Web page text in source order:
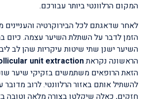
המקום הרלוונטי ביותר עבורכם.
לאחר שדאגתם לכל הבירוקרטיה והעניינים
הזמן לדבר על השתלת השיער עצמה. כיום
השיער ישנן שתי שיטות עיקריות שהן לב
הראשונה נקראתunit extraction
הזאת הרופאים משתמשים בזקיקי שיער
להשתיל אותם באזור הרלוונטי. לרוב מדובר
חזקים, כאלה שיקלטו בצורה מלאה וטובה